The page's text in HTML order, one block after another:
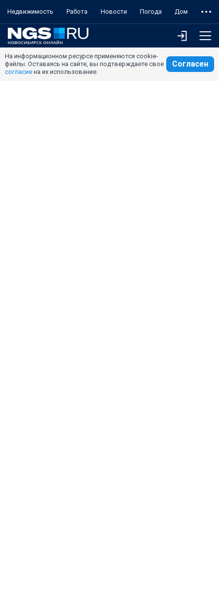
Недвижимость Работа Новости Погода Дом
На информационном ресурсе применяются cookie-
файлы. Оставаясь на сайте, вы подтверждаете свое
согласие на их использование.
Согласен